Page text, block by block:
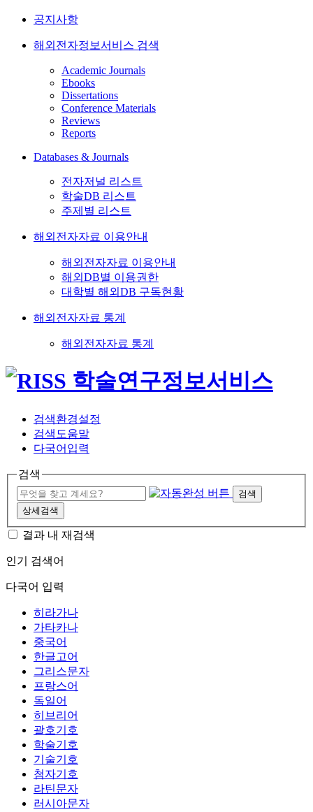
공지사항
해외전자정보서비스 검색
Academic Journals
Ebooks
Dissertations
Conference Materials
Reviews
Reports
Databases & Journals
전자저널 리스트
학술DB 리스트
주제별 리스트
해외전자자료 이용안내
해외전자자료 이용안내
해외DB별 이용권한
대학별 해외DB 구독현황
해외전자자료 통계
해외전자자료 통계
검색환경설정
검색도움말
다국어입력
검색
검색
상세검색
결과 내 재검색
인기 검색어
다국어 입력
히라가나
가타카나
중국어
한글고어
그리스문자
프랑스어
독일어
히브리어
괄호기호
학술기호
기술기호
첨자기호
라틴문자
러시아문자